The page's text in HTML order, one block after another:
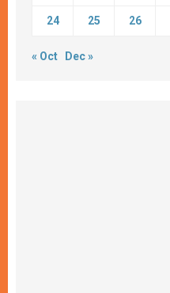
24 25 26
« Oct Dec »